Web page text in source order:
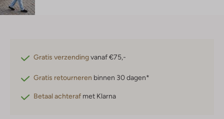
Gratis verzendingvanaf €75,-
Gratis retourneren binnen 30 dagen*
Betaal achteraf met Klarna